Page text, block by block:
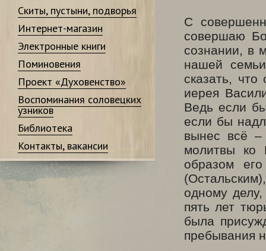
Скиты, пустыни, подворья
Интернет-магазин
Электронные книги
Поминовения
Проект «Духовенство»
Воспоминания соловецких
узников
Библиотека
Контакты, вакансии
С
совершаю
сознании, в
нашей
сказать,
иерея
Ведь если
если бы
вынес всё
молитвы ко
образом
одному
пять лет
была
пребывания